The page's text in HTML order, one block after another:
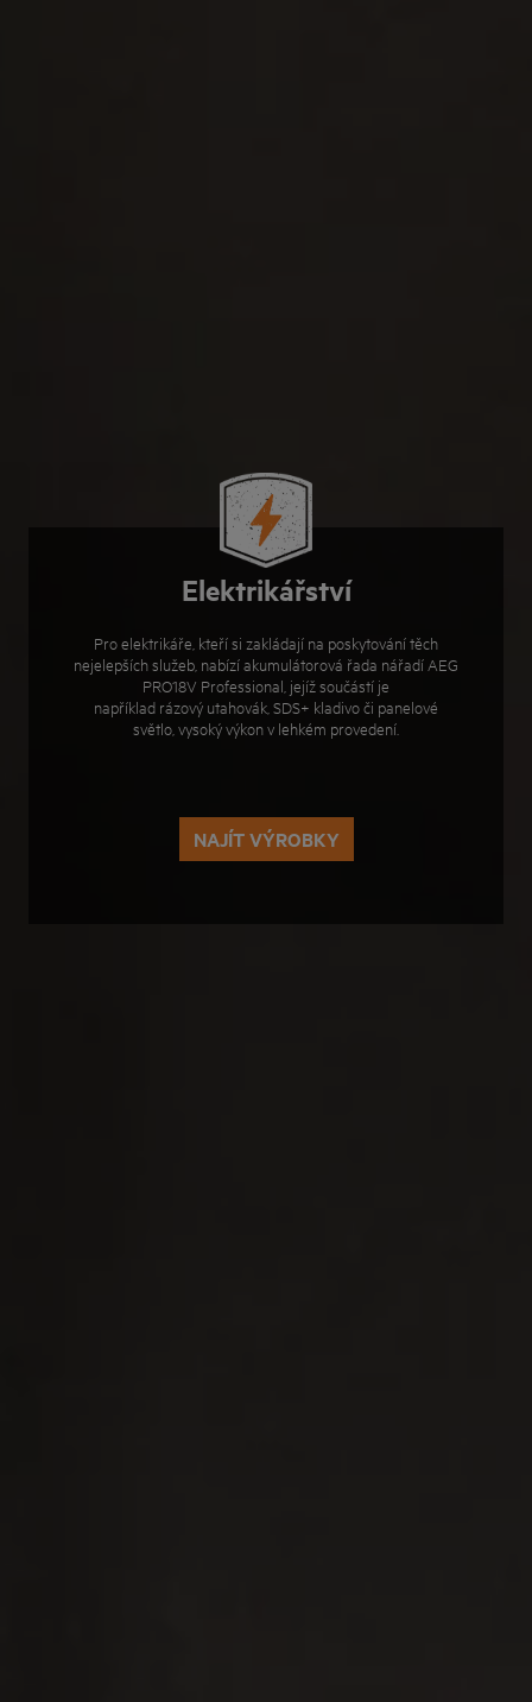
Elektrikářství
Pro elektrikáře, kteří si zakládají na poskytování těch
nejelepších služeb, nabízí akumulátorová řada nářadí AEG
PRO18V Professional, jejíž součástí je
například rázový utahovák, SDS+ kladivo či panelové
světlo, vysoký výkon v lehkém provedení.
NAJÍT VÝROBKY